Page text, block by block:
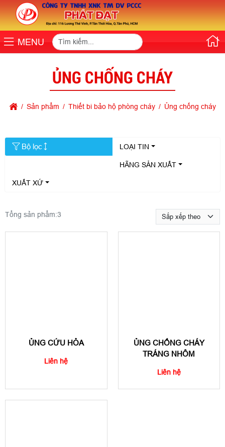
MENU
ỦNG CHỐNG CHÁY
Sản phẩm Thiết bi bảo hộ phòng cháy Ủng chống cháy
Bộ lọc LOẠI TIN
HÃNG SẢN XUẤT
XUẤT XỨ
Tổng sản phẩm:3
ỦNG CỨU HỎA
Liên hệ
ỦNG CHỐNG CHÁY
TRÁNG NHÔM
Liên hệ